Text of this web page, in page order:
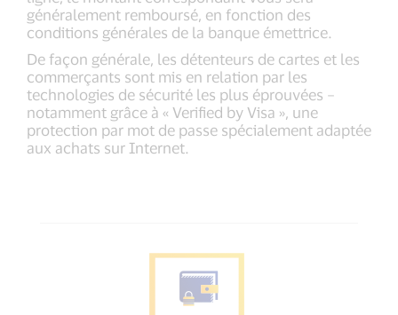
généralement remboursé, en fonction des
conditions générales de la banque émettrice.
De façon générale, les détenteurs de cartes et les
commerçants sont mis en relation par les
technologies de sécurité les plus éprouvées –
notamment grâce à « Verified by Visa », une
protection par mot de passe spécialement adaptée
aux achats sur Internet.